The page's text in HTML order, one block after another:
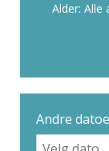
Alder: Alle
Andre